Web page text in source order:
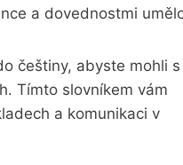
a dovednostmi
češtiny, abyste mohli s
Tímto slovníkem vám
a komunikaci v